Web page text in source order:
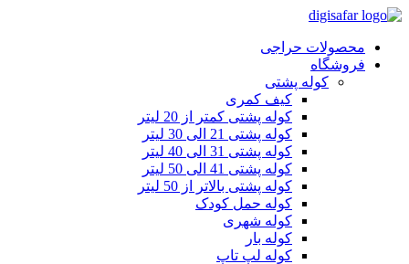
محصولات حراجی
فروشگاه
کوله پشتی
کیف کمری
کوله پشتی کمتر از 20 لیتر
کوله پشتی 21 الی 30 لیتر
کوله پشتی 31 الی 40 لیتر
کوله پشتی 41 الی 50 لیتر
کوله پشتی بالاتر از 50 لیتر
کوله حمل کودک
کوله شهری
کوله بار
کوله لپ تاپ